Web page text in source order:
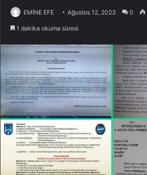
EMİNE EFE Ağustos 12, 2023 0
1 dakika okuma süresi